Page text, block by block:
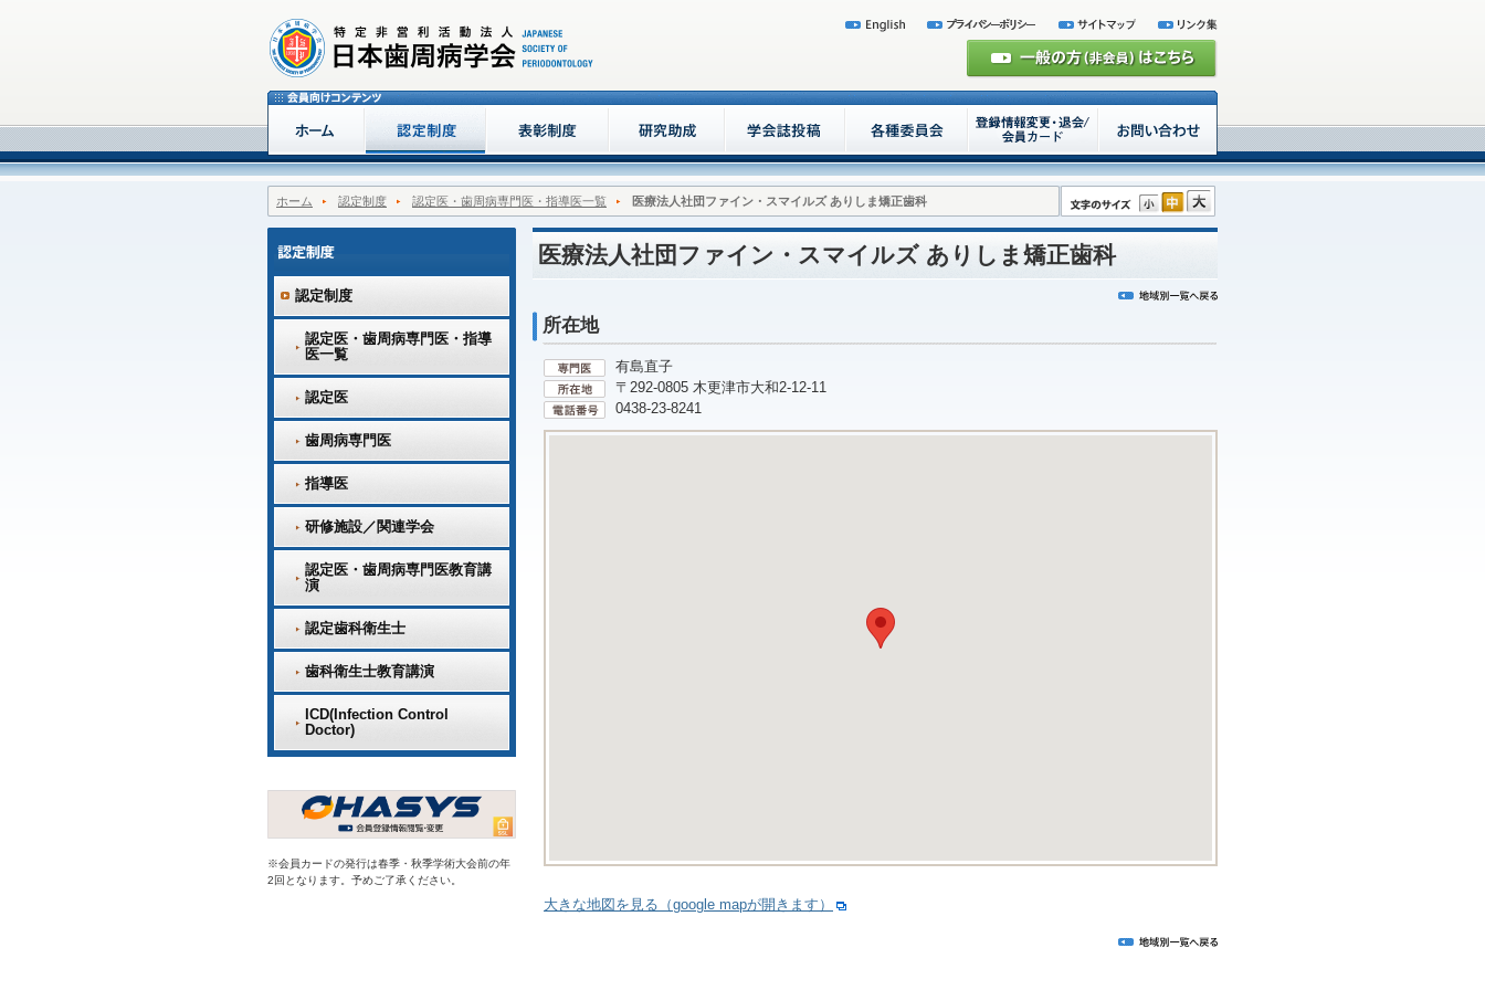
ホーム 認定制度 認定医・歯周病専門医・指導医一覧 医療法人社団ファイン・スマイルズ ありしま矯正歯科
医療法人社団ファイン・スマイルズ ありしま矯正歯科
所在地
有島直子
〒292-0805 木更津市大和2-12-11
0438-23-8241
大きな地図を見る（google mapが開きます）
認定制度
認定医・歯周病専門医・指導
医一覧
認定医
歯周病専門医
指導医
研修施設／関連学会
認定医・歯周病専門医教育講
演
認定歯科衛生士
歯科衛生士教育講演
ICD(Infection Control
Doctor)
※会員カードの発行は春季・秋季学術大会前の年
2回となります。予めご了承ください。